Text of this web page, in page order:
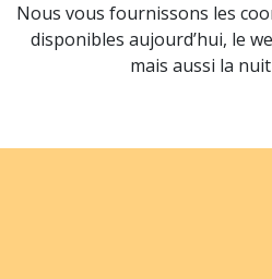
Nous vous fournissons les
disponibles aujourd’hui, le
mais aussi la